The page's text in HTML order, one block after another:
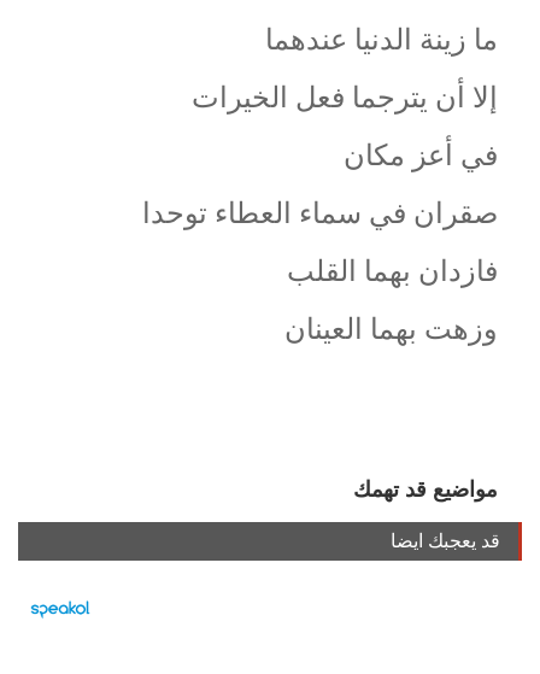
ما زينة الدنيا عندهما
إلا أن يترجما فعل الخيرات
في أعز مكان
صقران في سماء العطاء توحدا
فازدان بهما القلب
وزهت بهما العينان
مواضيع قد تهمك
قد يعجبك ايضا